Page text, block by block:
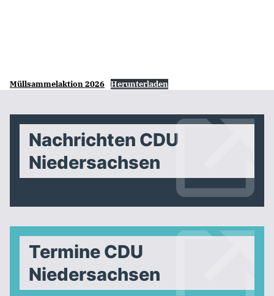
Müllsammelaktion 2026 Herunterladen
Nachrichten CDU
Niedersachsen
Termine CDU
Niedersachsen